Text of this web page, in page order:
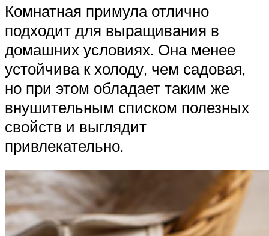
Комнатная примула отлично
подходит для выращивания в
домашних условиях. Она менее
устойчива к холоду, чем садовая,
но при этом обладает таким же
внушительным списком полезных
свойств и выглядит
привлекательно.